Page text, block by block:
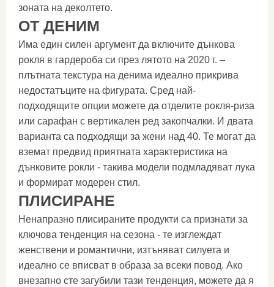
зоната на деколтето.
ОТ ДЕНИМ
Има един силен аргумент да включите дънкова
рокля в гардероба си през лятото на 2020 г. –
плътната текстура на денима идеално прикрива
недостатъците на фигурата. Сред най-
подходящите опции можете да отделите рокля-риза
или сарафан с вертикален ред закопчалки. И двата
варианта са подходящи за жени над 40. Те могат да
вземат предвид приятната характеристика на
дънковите рокли - такива модели подмладяват лука
и формират модерен стил.
ПЛИСИРАНЕ
Ненапразно плисираните продукти са признати за
ключова тенденция на сезона - те изглеждат
женствени и романтични, изтъняват силуета и
идеално се вписват в образа за всеки повод. Ако
внезапно сте загубили тази тенденция, можете да я